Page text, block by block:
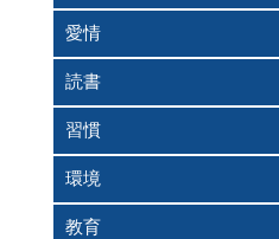
愛情
読書
習慣
環境
教育